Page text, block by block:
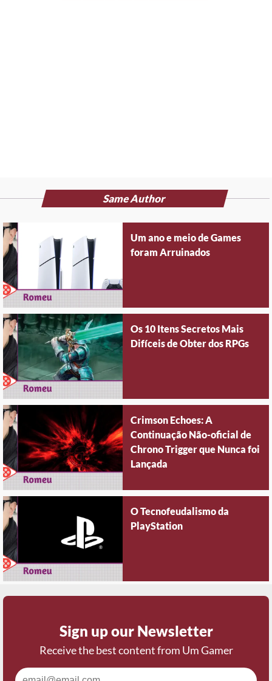
Same Author
Um ano e meio de Games
foram Arruinados
Os 10 Itens Secretos Mais
Difíceis de Obter dos RPGs
Crimson Echoes: A
Continuação Não-oficial de
Chrono Trigger que Nunca foi
Lançada
O Tecnofeudalismo da
PlayStation
Sign up our Newsletter
Receive the best content from Um Gamer